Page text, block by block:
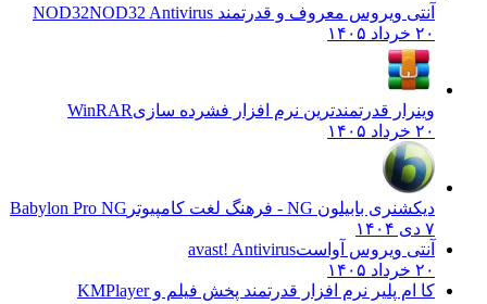
آنتی ویروس معروف و قدرتمند NOD32NOD32 Antivirus
وینرار قدرتمندترین نرم افزار فشرده سازیWinRAR
دیکشنری بابیلون NG - فرهنگ لغت کامپیوتر
Babylon Pro NG
آنتی ویروس آواست avast! Antivirus
کا ام پلیر نرم افزار قدرتمند پخش فیلم و KMPlayer